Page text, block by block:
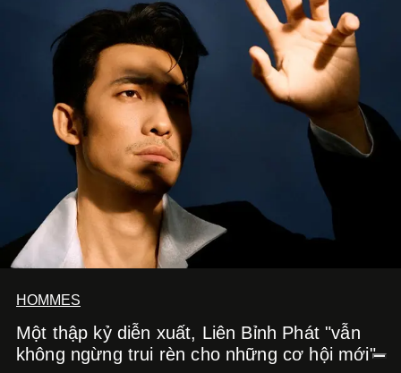
HOMMES
Một thập kỷ diễn xuất, Liên Bỉnh Phát "vẫn
không ngừng trui rèn cho những cơ hội mới"